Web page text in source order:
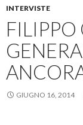
INTERVISTE
GIUGNO 16, 2014